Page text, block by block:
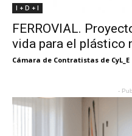
I + D + I
FERROVIAL.
vida para el plástico
Cámara de Contratistas de CyL_E
-